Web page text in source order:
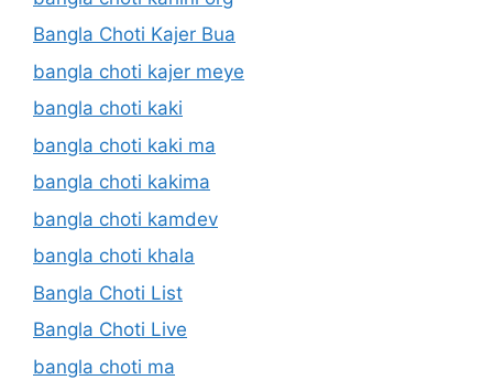
Bangla Choti Kajer Bua
bangla choti kajer meye
bangla choti kaki
bangla choti kaki ma
bangla choti kakima
bangla choti kamdev
bangla choti khala
Bangla Choti List
Bangla Choti Live
bangla choti ma